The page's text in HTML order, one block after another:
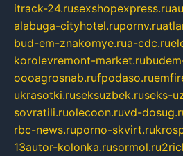
itrack-24.rusexshopexpress.ru
alabuga-cityhotel.rupornv.ru
bud-em-znakomye.rua-cdc.ru
korolevremont-market.ru
oooagrosnab.rufpodaso.ru
ukrasotki.ruseksuzbek.ruseks-
sovratili.ruolecoon.ruvd-
rbc-news.ruporno-skvirt.ru
13autor-kolonka.rusormol.ru